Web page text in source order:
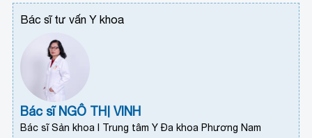
Bác sĩ tư vấn Y khoa
Bác sĩ NGÔ THỊ VINH
Bác sĩ Sản khoa I Trung tâm Y Đa khoa Phương Nam